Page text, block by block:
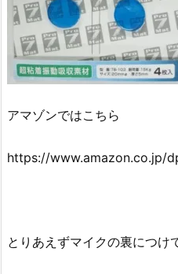
アマゾンではこちら
https://www.amazon.co.jp/
とりあえずマイクの裏につけ